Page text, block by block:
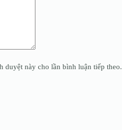
duyệt này cho lần bình luận tiếp theo.